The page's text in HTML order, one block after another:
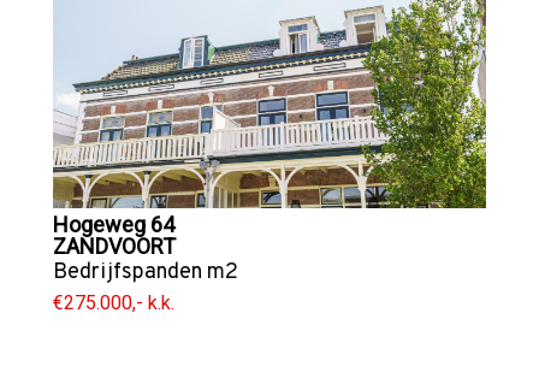
Hogeweg 64
ZANDVOORT
Bedrijfspanden m2
€275.000,- k.k.